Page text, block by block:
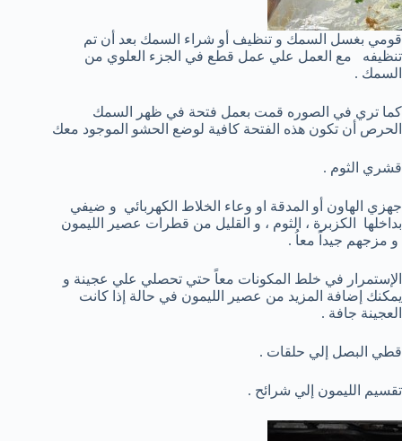
قومي بغسل السمك و تنظيف أو شراء السمك بعد أن تم
تنظيفه مع العمل علي عمل قطع في الجزء العلوي من
السمك .
كما تري في الصوره قمت بعمل فتحة في ظهر السمك
الحرص أن تكون هذه الفتحة كافية لوضع الحشو الموجود معك
قشري الثوم .
جهزي الهاون أو المدقة او وعاء الخلاط الكهربائي و ضيفي
بداخلها الكزبرة ، الثوم ، و القليل من قطرات عصير الليمون
و مزجهم جيداً معاُ .
الإستمرار في خلط المكونات معاً حتي تحصلي علي عجينة و
يمكنك إضافة المزيد من عصير الليمون في حالة إذا كانت
العجينة جافة .
قطي البصل إلي حلقات .
تقسيم الليمون إلي شرائح .